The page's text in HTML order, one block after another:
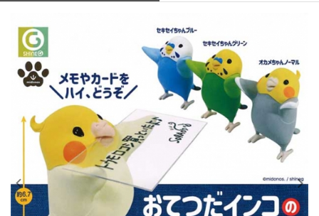
入荷スケジュールをチェック
カプセルトイマシン本体
カプセルトイ
販促用空カプセル